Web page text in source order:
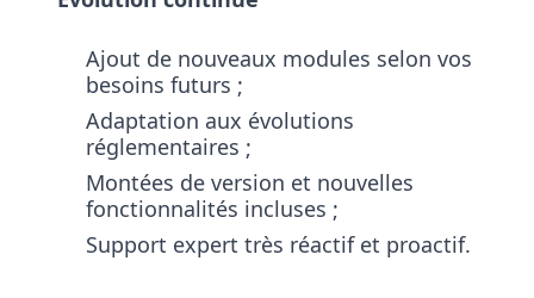
Ajout de nouveaux modules selon vos
besoins futurs ;
Adaptation aux évolutions
réglementaires ;
Montées de version et nouvelles
fonctionnalités incluses ;
Support expert très réactif et proactif.